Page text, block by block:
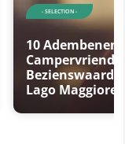
- SELECTION -
10
Lago Maggiore